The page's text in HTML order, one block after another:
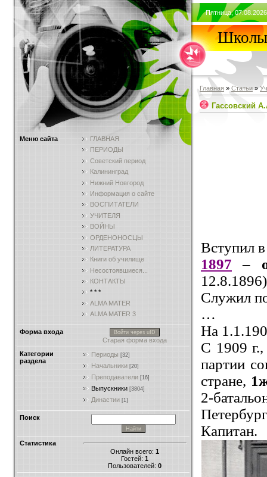
Меню сайта
ГЛАВНАЯ
ПЕРИОДЫ
Советский период
Калининград
Нижний Новгород
Информация о сайте
ВОСПИТАТЕЛИ
УЧИТЕЛЯ
ВОЙНЫ
ОРДЕНОНОСЦЫ
ЛИТЕРАТУРА
Книги об училище
Несостоявшиеся...
КОНТАКТЫ
* * *
ALMA MATER
ALMA MATER 3
Форма входа Войти через uID
Старая форма входа
Категории
раздела
Периоды [32]
Начальники [20]
Преподаватели [16]
Выпускники [3804]
Династии [1]
Поиск
Статистика
Онлайн всего: 1
Гостей: 1
Пользователей: 0
Пятница,
Школы
Главная » Статьи »
Гассовский
Вступил
1897 –
Служил
…
На
С 1909 г.,
партии
стране,
2-
Капитан.